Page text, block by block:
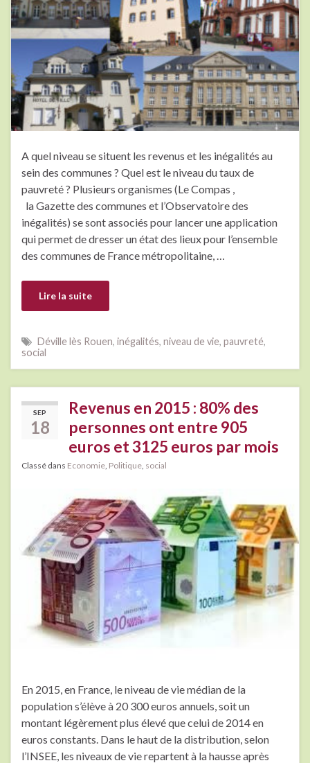
A quel niveau se situent les revenus et les inégalités au
sein des communes ? Quel est le niveau du taux de
pauvreté ? Plusieurs organismes (Le Compas ,
la Gazette des communes et l’Observatoire des
inégalités) se sont associés pour lancer une application
qui permet de dresser un état des lieux pour l’ensemble
des communes de France métropolitaine, …
Lire la suite
Déville lès Rouen, inégalités, niveau de vie, pauvreté,
social
SEP
18
Revenus en 2015 : 80% des
personnes ont entre 905
euros et 3125 euros par mois
Classé dans Economie Politique social
En 2015, en France, le niveau de vie médian de la
population s’élève à 20 300 euros annuels, soit un
montant légèrement plus élevé que celui de 2014 en
euros constants. Dans le haut de la distribution, selon
l’INSEE, les niveaux de vie repartent à la hausse après